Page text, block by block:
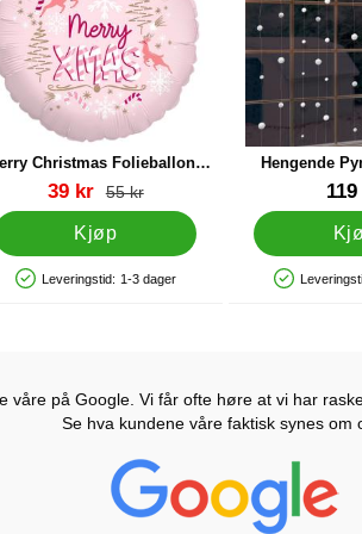
Christmas Folieballong
Rosa
35441
ny pris
39 kr gammel pris
55 kr
Kjøp
Produkttilgjengelighet: På lager
Leveringstid: 1-3 dager
Hengende
Varenummer
våre på Google. Vi får ofte høre at vi har
Se hva kundene våre faktisk synes om
Prisjakt